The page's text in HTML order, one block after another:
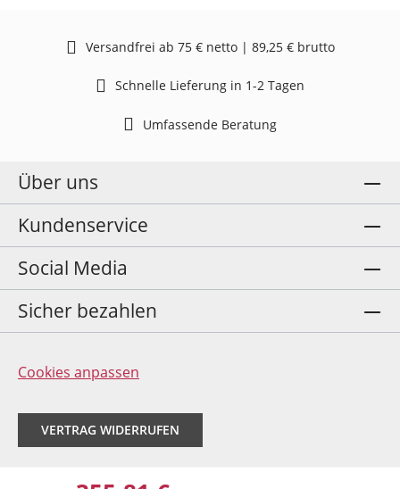
Versandfrei ab 75 € netto | 89,25 € brutto
Schnelle Lieferung in 1-2 Tagen
Umfassende Beratung
Über uns
Kundenservice
Social Media
Sicher bezahlen
Cookies anpassen
VERTRAG WIDERRUFEN